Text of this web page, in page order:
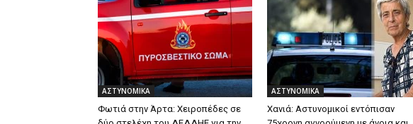
ΑΣΤΥΝΟΜΙΚΑ
Φωτιά στην Άρτα: Χειροπέδες σε
ΑΣΤΥΝΟΜΙΚΑ
Χανιά: Αστυνομικοί εντόπισαν